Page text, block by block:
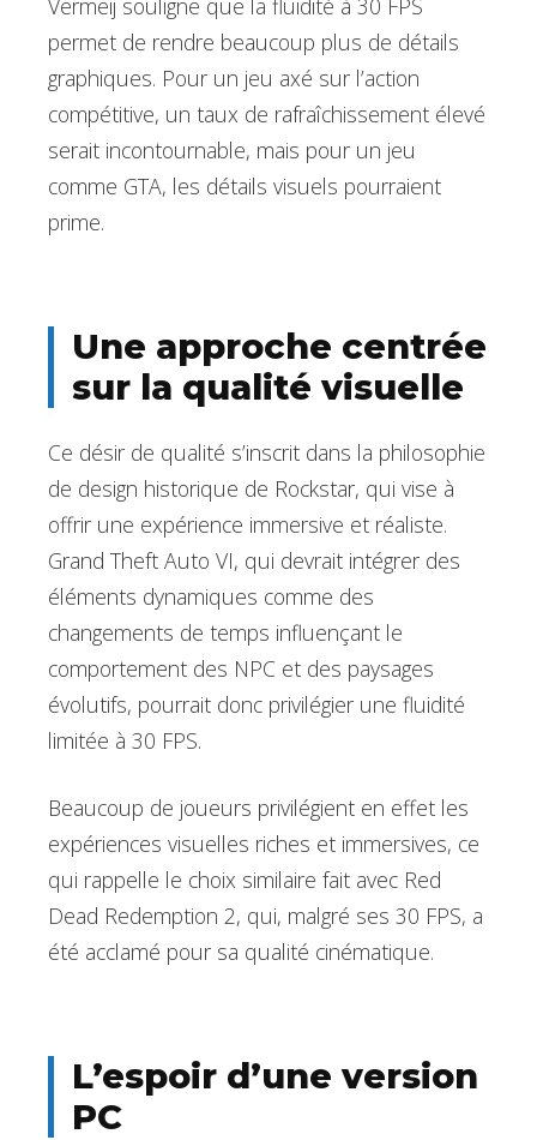
Vermeij souligne que la fluidité à 30 FPS
permet de rendre beaucoup plus de détails
graphiques. Pour un jeu axé sur l’action
compétitive, un taux de rafraîchissement élevé
serait incontournable, mais pour un jeu
comme GTA, les détails visuels pourraient
prime.
Une approche centrée
sur la qualité visuelle
Ce désir de qualité s’inscrit dans la philosophie
de design historique de Rockstar, qui vise à
offrir une expérience immersive et réaliste.
Grand Theft Auto VI, qui devrait intégrer des
éléments dynamiques comme des
changements de temps influençant le
comportement des NPC et des paysages
évolutifs, pourrait donc privilégier une fluidité
limitée à 30 FPS.
Beaucoup de joueurs privilégient en effet les
expériences visuelles riches et immersives, ce
qui rappelle le choix similaire fait avec Red
Dead Redemption 2, qui, malgré ses 30 FPS, a
été acclamé pour sa qualité cinématique.
L’espoir d’une version
PC